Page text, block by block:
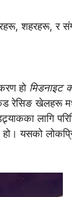
शहरहरू, र
हो मिडनाइट
रेसिङ
लागि
हो। यसको